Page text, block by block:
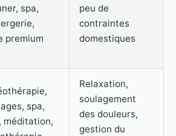
spa,
premium
peu de
contraintes
domestiques
spa,
méditation,
Relaxation,
soulagement
des douleurs,
gestion du